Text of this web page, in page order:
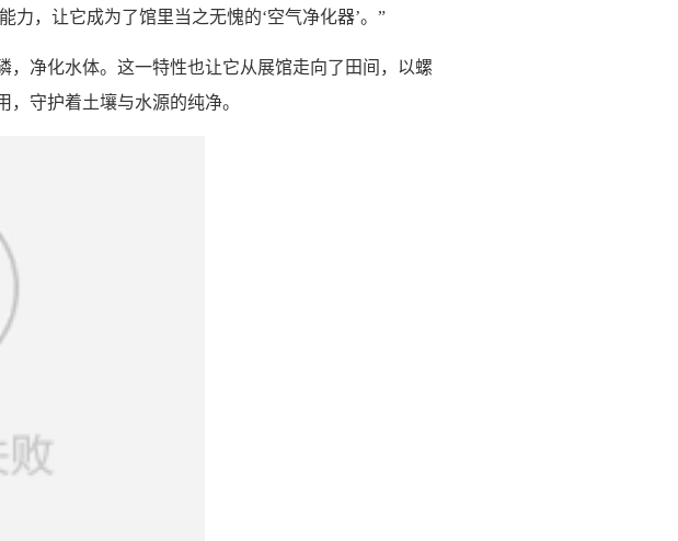
，让它成为了馆里当之无愧的‘空气净化器’。”
净化水体。这一特性也让它从展馆走向了田间，以螺
守护着土壤与水源的纯净。